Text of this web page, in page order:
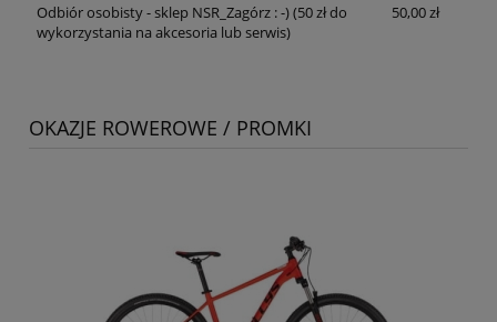
Odbiór osobisty - sklep NSR_Zagórz : -)(50 zł do
wykorzystania na akcesoria lub serwis)
50,00 zł
OKAZJE ROWEROWE / PROMKI